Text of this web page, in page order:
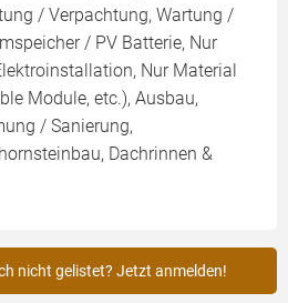
/ Verpachtung, Wartung /
/ PV Batterie, Nur
Nur Material
Module, etc.), Ausbau,
/ Sanierung,
Dachrinnen &
nicht gelistet? Jetzt anmelden!